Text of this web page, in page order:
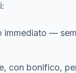
immediato —
con bonifico,